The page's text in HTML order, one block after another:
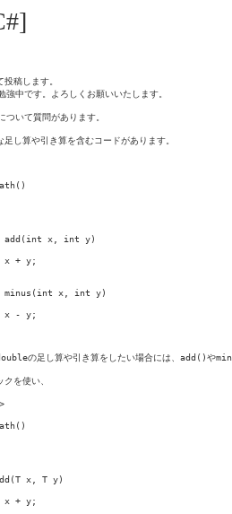
稿します。
中です。よろしくお願いいたします。
ついて質問があります。
し算や引き算を含むコードがあります。
add(int x, int y)
x + y;
minus(int x, int y)
x - y;
の足し算や引き算をしたい場合には、add()や
を使い、
x, T y)
x + y;